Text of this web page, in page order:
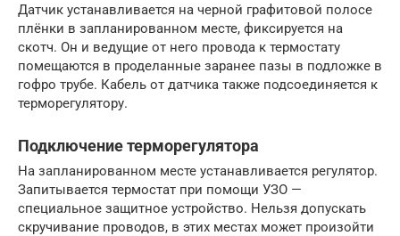
Датчик устанавливается на черной графитовой полосе
плёнки в запланированном месте, фиксируется на
скотч. Он и ведущие от него провода к термостату
помещаются в проделанные заранее пазы в подложке в
гофро трубе. Кабель от датчика также подсоединяется к
терморегулятору.
Подключение терморегулятора
На запланированном месте устанавливается регулятор.
Запитывается термостат при помощи УЗО —
специальное защитное устройство. Нельзя допускать
скручивание проводов, в этих местах может произойти